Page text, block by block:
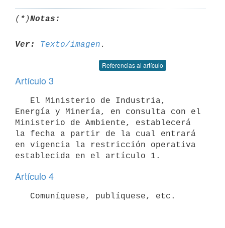
(*)Notas:
Ver: Texto/imagen
Referencias al artículo
Artículo 3
Energía y Minería, en consulta con el
Ministerio de Ambiente, establecerá
la fecha a partir de la cual entrará
en vigencia la restricción operativa
Artículo 4
   Comuníquese, publíquese, etc.